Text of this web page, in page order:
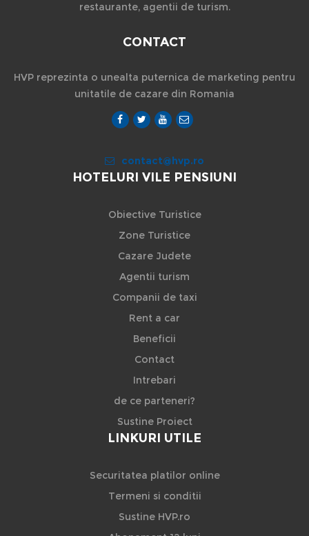
restaurante, agentii de turism.
CONTACT
HVP reprezinta o unealta puternica de marketing pentru
unitatile de cazare din Romania
contact@hvp.ro
HOTELURI VILE PENSIUNI
Obiective Turistice
Zone Turistice
Cazare Judete
Agentii turism
Companii de taxi
Rent a car
Beneficii
Contact
Intrebari
de ce parteneri?
Sustine Proiect
LINKURI UTILE
Securitatea platilor online
Termeni si conditii
Sustine HVP.ro